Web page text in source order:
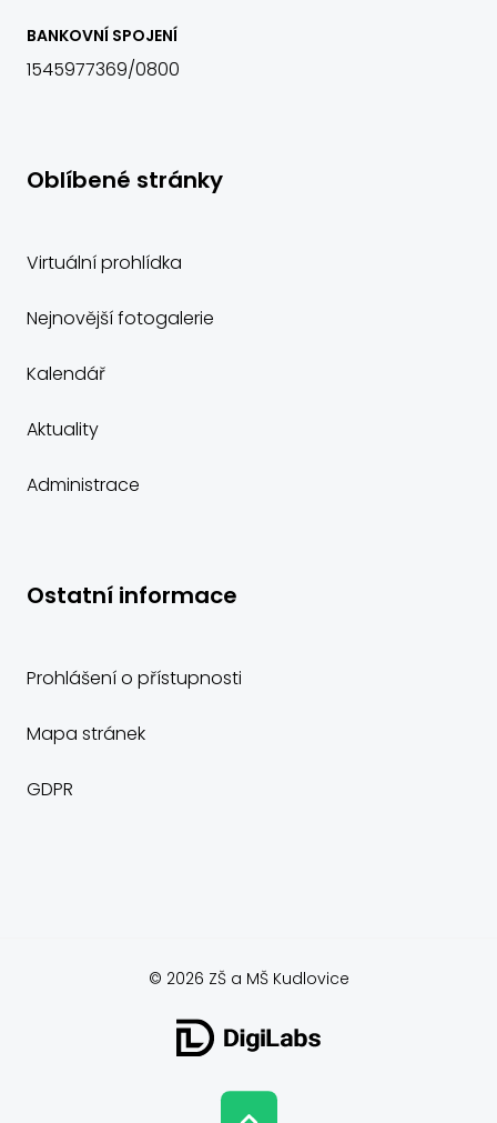
BANKOVNÍ SPOJENÍ
1545977369/0800
Oblíbené stránky
Virtuální prohlídka
Nejnovější fotogalerie
Kalendář
Aktuality
Administrace
Ostatní informace
Prohlášení o přístupnosti
Mapa stránek
GDPR
© 2026 ZŠ a MŠ Kudlovice